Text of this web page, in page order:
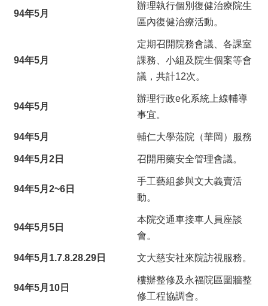
94年5月
辦理執行個別復健治療院生
區內復健治療活動。
94年5月
定期召開院務會議、各課室
課務、小組及院生個案等會
議，共計12次。
94年5月
辦理行政e化系統上線輔導
事宜。
94年5月 輔仁大學蒞院（華岡）服務
94年5月2日 召開用藥安全管理會議。
94年5月2~6日
手工藝組參與文大義賣活
動。
94年5月5日
本院交通車接車人員座談
會。
94年5月1.7.8.28.29日 文大慈安社來院訪視服務。
94年5月10日
樓辦整修及永福院區圍牆整
修工程協調會。